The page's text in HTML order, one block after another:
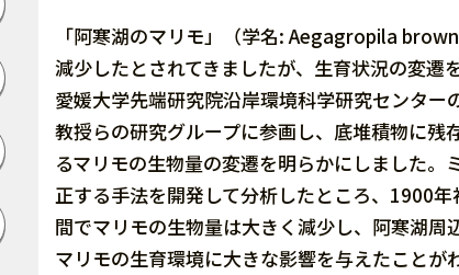
「阿寒湖のマリモ」（学名: Aegagropila
減少したとされてきましたが、生育状況の変遷
愛媛大学先端研究院沿岸環境科学研究センタ
教授らの研究グループに参画し、底堆積物に
るマリモの生物量の変遷を明らかにしました
正する手法を開発して分析したところ、1900
間でマリモの生物量は大きく減少し、阿寒湖周
マリモの生育環境に大きな影響を与えたこと